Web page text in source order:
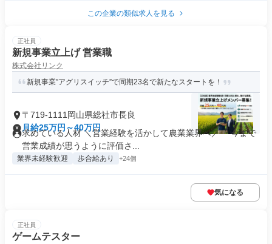
この企業の類似求人を見る
正社員
新規事業立上げ 営業職
株式会社リンク
新規事業”アグリスイッチ”で同期23名で新たなスタートを！
〒719-1111岡山県総社市長良
月給25万円～40万円
求めている人材 ＼営業経験を活かして農業業界へ／ ・今まで
営業成績が思うように評価さ...
業界未経験歓迎 歩合給あり +24個
気になる
正社員
ゲームテスター